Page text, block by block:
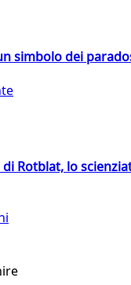
simbolo dei
Rotblat, lo